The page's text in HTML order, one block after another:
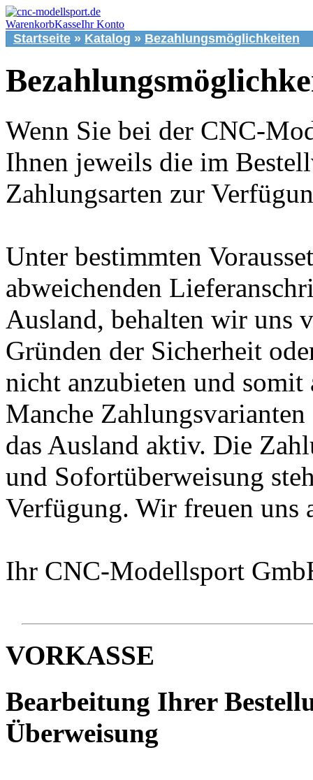
WarenkorbKasseIhr Konto
Startseite » Katalog » Bezahlungsmöglichkeiten
Wenn Sie bei der CNC-
Ihnen jeweils die im
Zahlungsarten zur
Unter bestimmten
abweichenden
Ausland, behalten wir uns
Gründen der Sicherheit
nicht anzubieten und somit
Manche
das Ausland aktiv. Die
und Sofortüberweisung
Verfügung. Wir freuen uns
Ihr CNC-Modellsport
VORKASSE
Bearbeitung Ihrer
Überweisung